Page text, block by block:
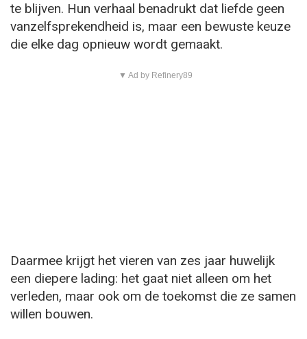
te blijven. Hun verhaal benadrukt dat liefde geen
vanzelfsprekendheid is, maar een bewuste keuze
die elke dag opnieuw wordt gemaakt.
▼ Ad by Refinery89
Daarmee krijgt het vieren van zes jaar huwelijk
een diepere lading: het gaat niet alleen om het
verleden, maar ook om de toekomst die ze samen
willen bouwen.